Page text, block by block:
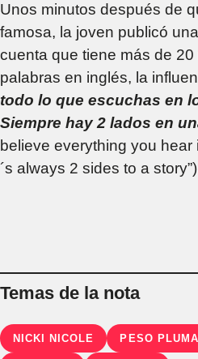
Unos minutos después de
famosa, la joven publicó
cuenta que tiene más de
palabras en inglés, la
todo lo que escuchas en
Siempre hay 2 lados en
believe everything you hear
´s always 2 sides to a
Temas de la nota
NICKI NICOLE PESO PLUMA